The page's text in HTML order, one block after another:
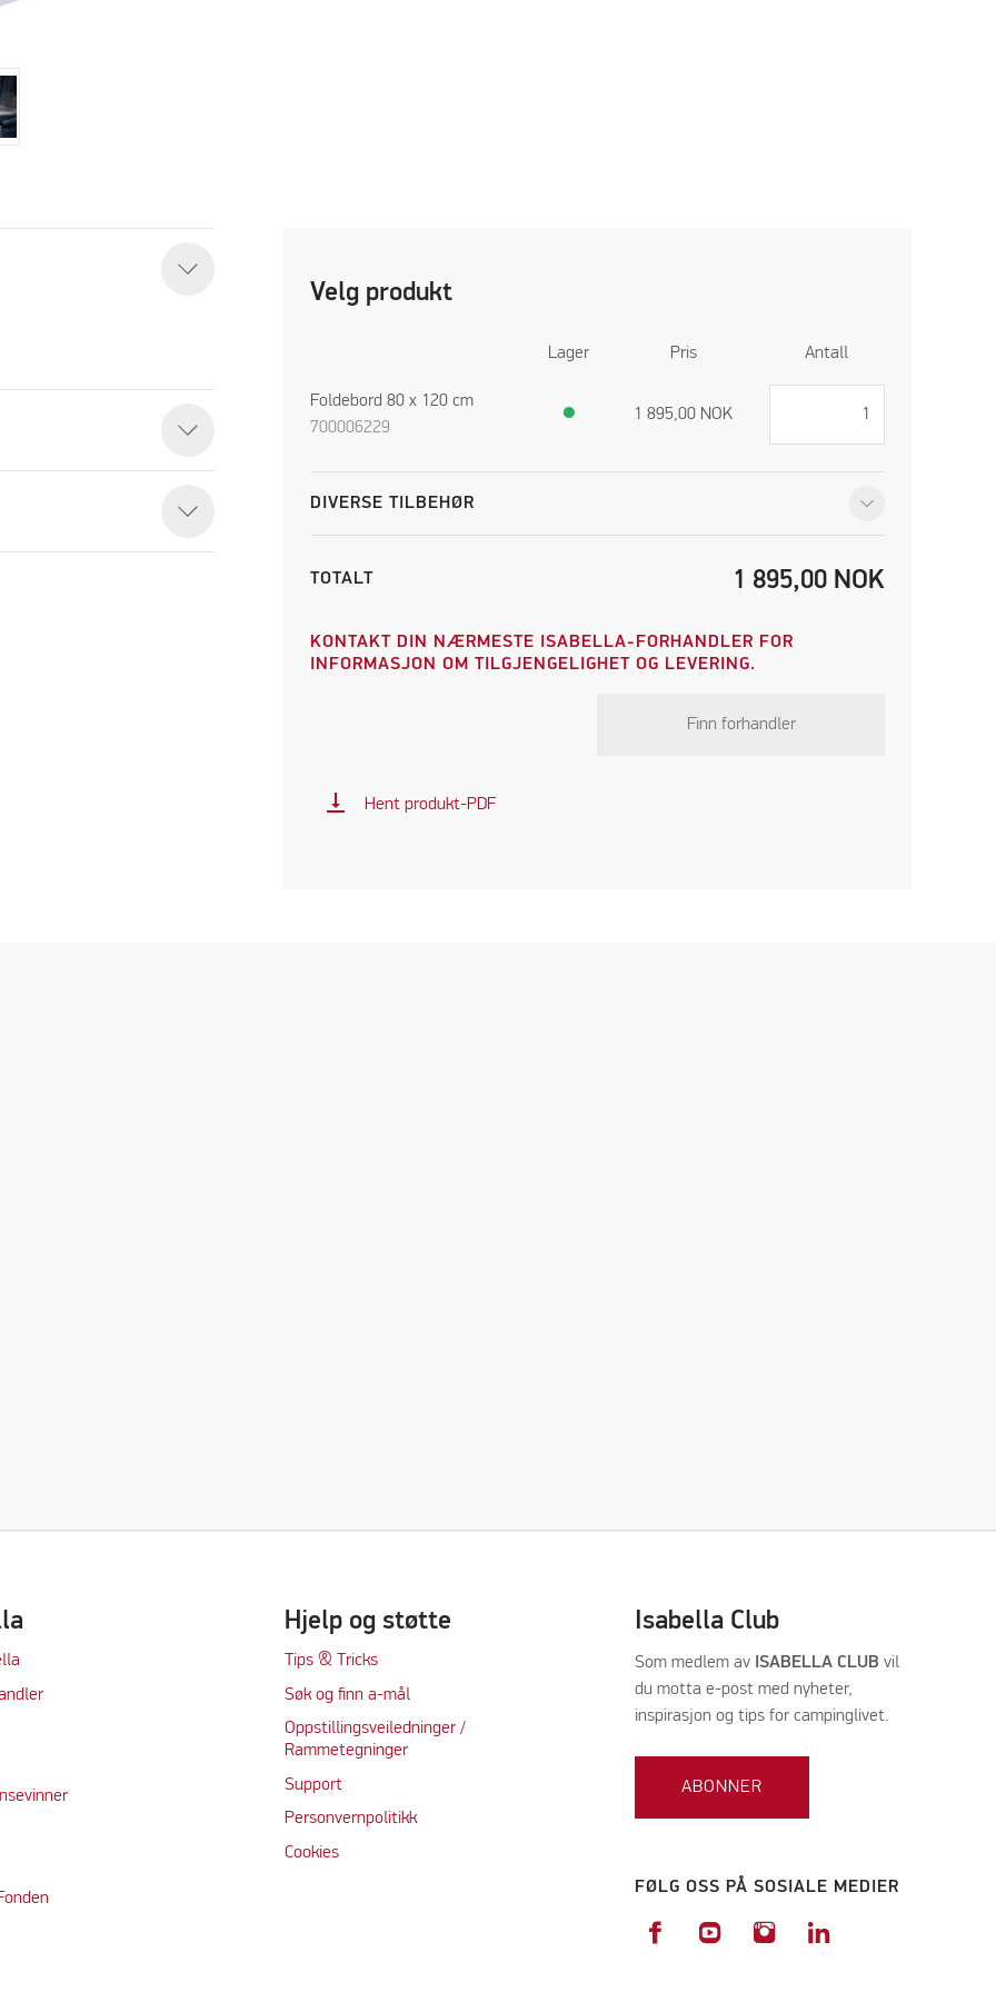
Velg produkt
Lager Pris Antall
Foldebord 80 x 120 cm
700006229
● 1 895,00 NOK
DIVERSE TILBEHØR
TOTALT 1 895,00 NOK
KONTAKT DIN NÆRMESTE ISABELLA-FORHANDLER FOR
INFORMASJON OM TILGJENGELIGHET OG LEVERING.
Finn forhandler
vertical_align_bottom Hent produkt-PDF
Hjelp og støtte
Tips & Tricks
Søk og finn a-mål
Oppstillingsveiledninger /
Rammetegninger
Support
Personvernpolitikk
Cookies
Isabella Club
Som medlem avISABELLA CLUB vil
du motta e-post med nyheter,
inspirasjon og tips for campinglivet.
ABONNER
FØLG OSS PÅ SOSIALE MEDIER